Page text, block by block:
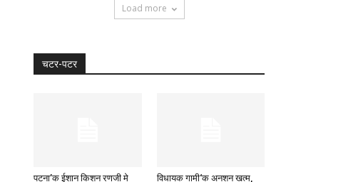
Load more
चटर-पटर
पटना’क ईशान किशन रणजी मे
विधायक गामी‘क अनशन खत्म,